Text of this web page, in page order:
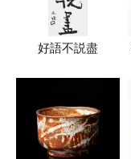
好語不説盡